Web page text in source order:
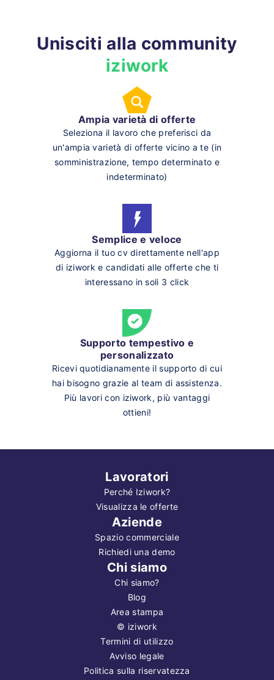
Unisciti alla community
iziwork
Ampia varietà di offerte
Seleziona il lavoro che preferisci da
un'ampia varietà di offerte vicino a te (in
somministrazione, tempo determinato e
indeterminato)
Semplice e veloce
Aggiorna il tuo cv direttamente nell'app
di iziwork e candidati alle offerte che ti
interessano in soli 3 click
Supporto tempestivo e
personalizzato
Ricevi quotidianamente il supporto di cui
hai bisogno grazie al team di assistenza.
Più lavori con iziwork, più vantaggi
ottieni!
Lavoratori
Perché Iziwork?
Visualizza le offerte
Aziende
Spazio commerciale
Richiedi una demo
Chi siamo
Chi siamo?
Blog
Area stampa
© iziwork
Termini di utilizzo
Avviso legale
Politica sulla riservatezza